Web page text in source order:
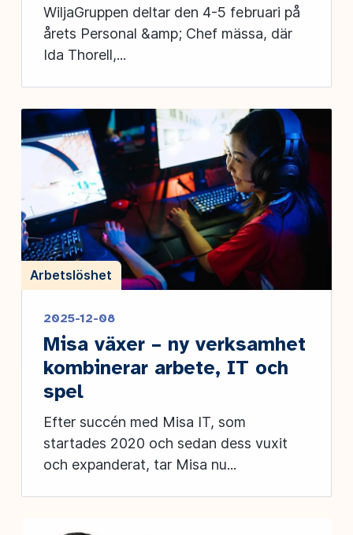
WiljaGruppen deltar den 4-5 februari på
årets Personal &amp; Chef mässa, där
Ida Thorell,...
Arbetslöshet
2025-12-08
Misa växer – ny verksamhet
kombinerar arbete, IT och
spel
Efter succén med Misa IT, som
startades 2020 och sedan dess vuxit
och expanderat, tar Misa nu...